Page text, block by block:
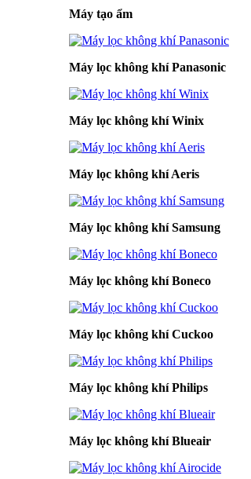
Máy tạo ẩm
Máy lọc không khí Panasonic
Máy lọc không khí Winix
Máy lọc không khí Aeris
Máy lọc không khí Samsung
Máy lọc không khí Boneco
Máy lọc không khí Cuckoo
Máy lọc không khí Philips
Máy lọc không khí Blueair